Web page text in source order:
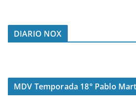
DIARIO NOX
MDV Temporada 18° Pablo